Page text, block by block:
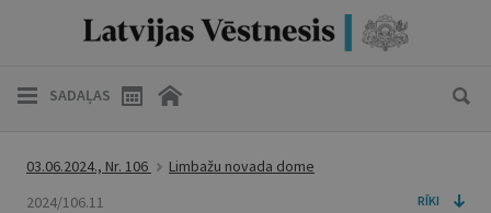
SADAĻAS
03.06.2024., Nr. 106
Limbažu novada dome
2024/106.11
RĪKI